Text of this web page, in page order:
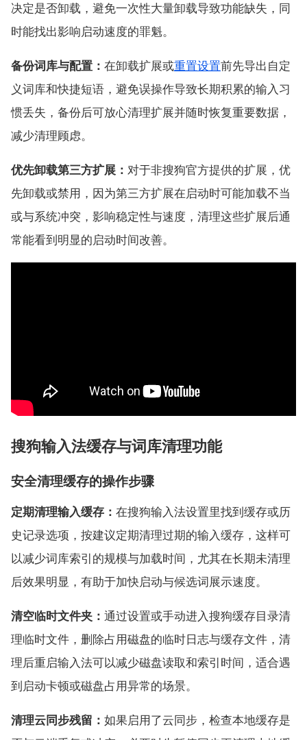
决定是否卸载，避免一次性大量卸载导致功能缺失，同
时能找出影响启动速度的罪魁。
备份词库与配置： 在卸载扩展或重置设置前先导出自定
义词库和快捷短语，避免误操作导致长期积累的输入习
惯丢失，备份后可放心清理扩展并随时恢复重要数据，
减少清理顾虑。
优先卸载第三方扩展： 对于非搜狗官方提供的扩展，优
先卸载或禁用，因为第三方扩展在启动时可能加载不当
或与系统冲突，影响稳定性与速度，清理这些扩展后通
常能看到明显的启动时间改善。
搜狗输入法缓存与词库清理功能
安全清理缓存的操作步骤
定期清理输入缓存： 在搜狗输入法设置里找到缓存或历
史记录选项，按建议定期清理过期的输入缓存，这样可
以减少词库索引的规模与加载时间，尤其在长期未清理
后效果明显，有助于加快启动与候选词展示速度。
清空临时文件夹： 通过设置或手动进入搜狗缓存目录清
理临时文件，删除占用磁盘的临时日志与缓存文件，清
理后重启输入法可以减少磁盘读取和索引时间，适合遇
到启动卡顿或磁盘占用异常的场景。
清理云同步残留： 如果启用了云同步，检查本地缓存是